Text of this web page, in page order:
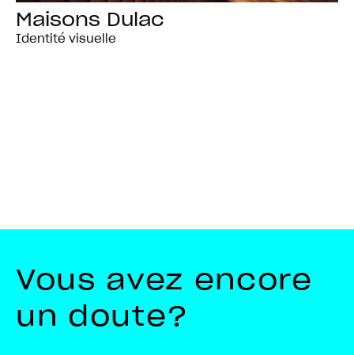
Maisons Dulac
Identité visuelle
Vous avez encore
un doute?